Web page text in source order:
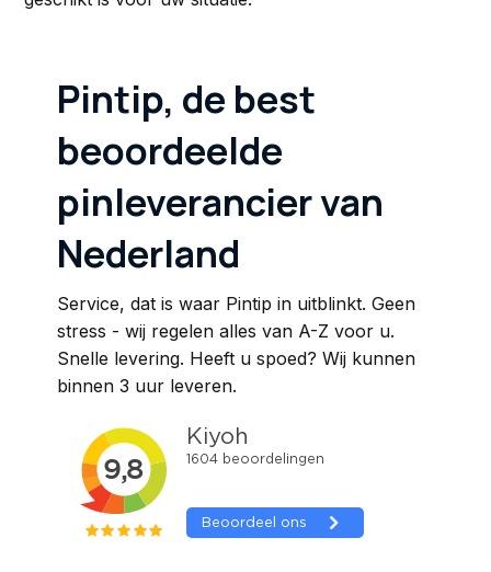
Pintip, de best
beoordeelde
pinleverancier van
Nederland
Service, dat is waar Pintip in uitblinkt. Geen
stress - wij regelen alles van A-Z voor u.
Snelle levering. Heeft u spoed? Wij kunnen
binnen 3 uur leveren.